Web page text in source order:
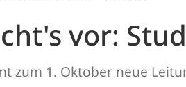
vor:
zum 1. Oktober neue